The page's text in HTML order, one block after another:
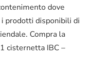
dove
prodotti disponibili di
Compra la
cisternetta IBC –